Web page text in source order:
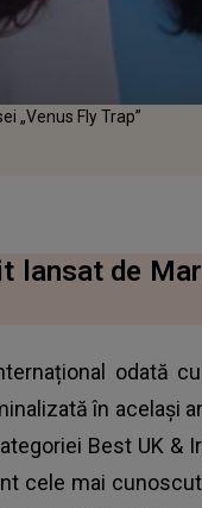
„Venus Fly Trap”
lansat de
odată
în același
Best UK &
cele mai